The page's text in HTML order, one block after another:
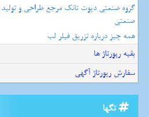
گروه صنعتی دپوت تانک مرجع طراحی و
صنعتی
همه چیز درباره تزریق فیلر لب
بقیه رپورتاژ ها
سفارش رپورتاژ آگهی
تگها